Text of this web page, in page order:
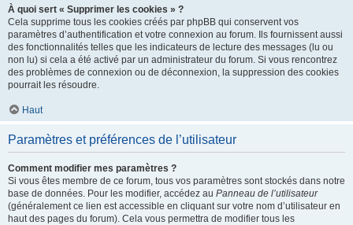
À quoi sert « Supprimer les cookies » ?
Cela supprime tous les cookies créés par phpBB qui conservent vos
paramètres d’authentification et votre connexion au forum. Ils fournissent aussi
des fonctionnalités telles que les indicateurs de lecture des messages (lu ou
non lu) si cela a été activé par un administrateur du forum. Si vous rencontrez
des problèmes de connexion ou de déconnexion, la suppression des cookies
pourrait les résoudre.
Haut
Paramètres et préférences de l’utilisateur
Comment modifier mes paramètres ?
Si vous êtes membre de ce forum, tous vos paramètres sont stockés dans notre
base de données. Pour les modifier, accédez au Panneau de l’utilisateur
(généralement ce lien est accessible en cliquant sur votre nom d’utilisateur en
haut des pages du forum). Cela vous permettra de modifier tous les